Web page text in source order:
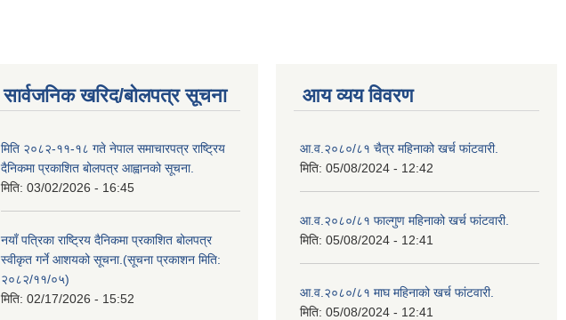
सार्वजनिक खरिद/बोलपत्र सूचना
मिति २०८२-११-१८ गते नेपाल समाचारपत्र राष्ट्रिय
दैनिकमा प्रकाशित बोलपत्र आह्वानको सूचना.
मिति: 03/02/2026 - 16:45
नयाँ पत्रिका राष्ट्रिय दैनिकमा प्रकाशित बोलपत्र
स्वीकृत गर्ने आशयको सूचना.(सूचना प्रकाशन मिति:
२०८२/११/०५)
मिति: 02/17/2026 - 15:52
आय व्यय विवरण
आ.व.२०८०/८१ चैत्र महिनाको खर्च फांटवारी.
मिति: 05/08/2024 - 12:42
आ.व.२०८०/८१ फाल्गुण महिनाको खर्च फांटवारी.
मिति: 05/08/2024 - 12:41
आ.व.२०८०/८१ माघ महिनाको खर्च फांटवारी.
मिति: 05/08/2024 - 12:41